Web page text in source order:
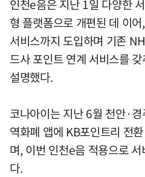
인천e음은 지난 1일 다양한
형 플랫폼으로 개편된 데 이
서비스까지 도입하며 기존
드사 포인트 연계 서비스를
설명했다.
코나아이는 지난 6월 천안·
역화폐 앱에 KB포인트리 전
며, 이번 인천e음 적용으로
다.